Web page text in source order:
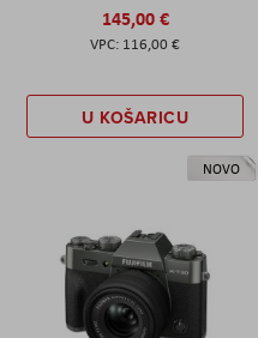
145,00 €
116,00 €
U KOŠARICU
NOVO